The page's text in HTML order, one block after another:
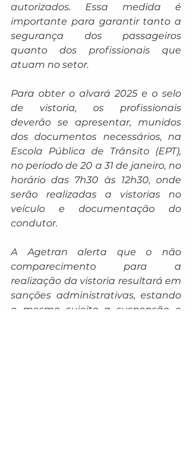
autorizados. Essa medida é
importante para garantir tanto a
segurança dos passageiros
quanto dos profissionais que
atuam no setor.
Para obter o alvará 2025 e o selo
de vistoria, os profissionais
deverão se apresentar, munidos
dos documentos necessários, na
Escola Pública de Trânsito (EPT),
no período de 20 a 31 de janeiro, no
horário das 7h30 às 12h30, onde
serão realizadas a vistorias no
veículo e documentação do
condutor.
A Agetran alerta que o não
comparecimento para a
realização da vistoria resultará em
sanções administrativas, estando
o mesmo sujeito a suspensão e